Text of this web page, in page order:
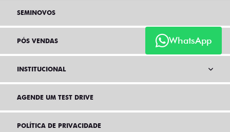
WhatsApp
SEMINOVOS
PÓS VENDAS
INSTITUCIONAL
AGENDE UM TEST DRIVE
POLÍTICA DE PRIVACIDADE